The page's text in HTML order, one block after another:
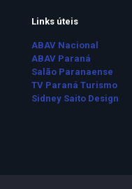
Links úteis
ABAV Nacional
ABAV Paraná
Salão Paranaense
TV Paraná Turismo
Sidney Saito Design